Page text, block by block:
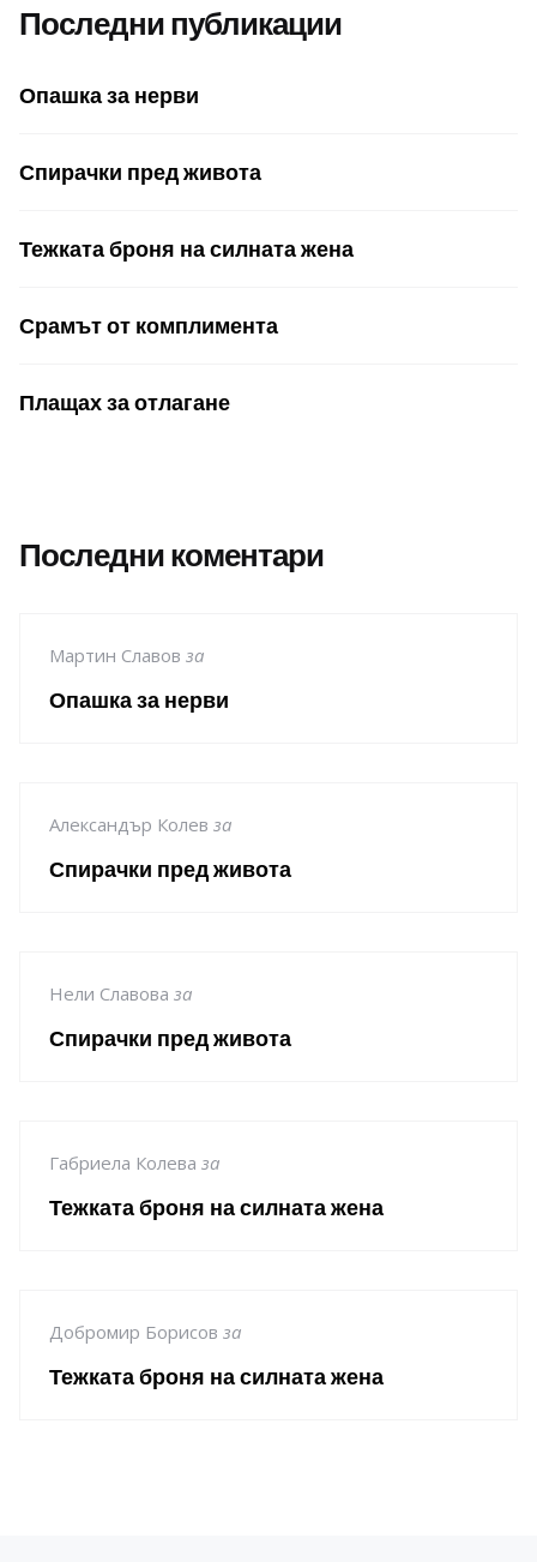
Последни публикации
Опашка за нерви
Спирачки пред живота
Тежката броня на силната жена
Срамът от комплимента
Плащах за отлагане
Последни коментари
Мартин Славов за
Опашка за нерви
Александър Колев за
Спирачки пред живота
Нели Славова за
Спирачки пред живота
Габриела Колева за
Тежката броня на силната жена
Добромир Борисов за
Тежката броня на силната жена